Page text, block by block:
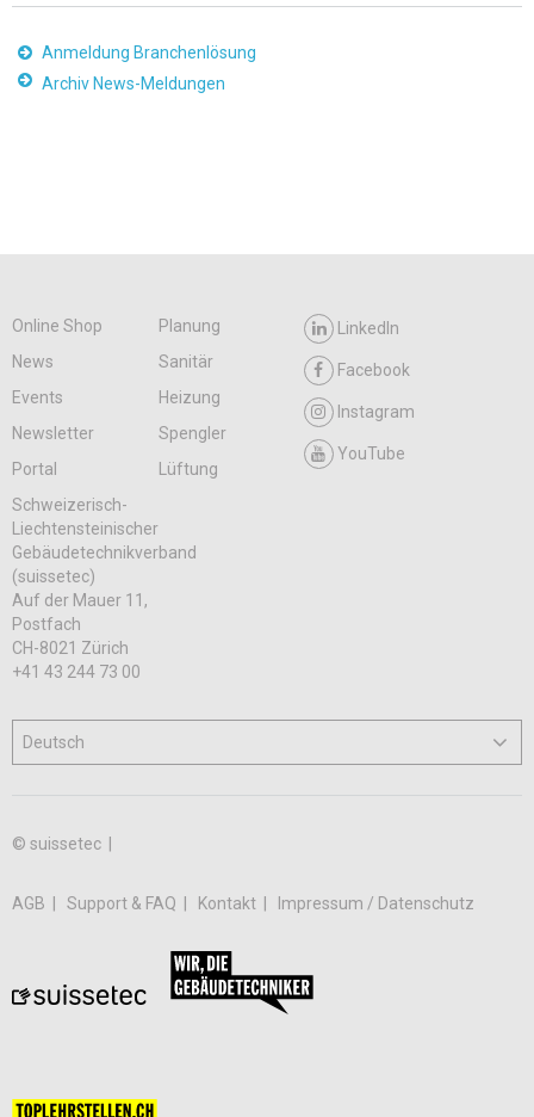
Anmeldung Branchenlösung
Archiv News-Meldungen
Online Shop
Planung
News
Sanitär
Events
Heizung
Newsletter
Spengler
Portal
Lüftung
LinkedIn
Facebook
Instagram
YouTube
Schweizerisch-
Liechtensteinischer
Gebäudetechnikverband
(suissetec)
Auf der Mauer 11,
Postfach
CH-8021 Zürich
+41 43 244 73 00
© suissetec |
AGB Support & FAQ Kontakt Impressum / Datenschutz